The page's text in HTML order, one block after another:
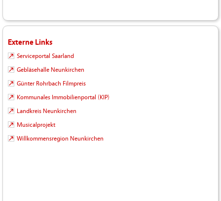
Externe Links
Serviceportal Saarland
Gebläsehalle Neunkirchen
Günter Rohrbach Filmpreis
Kommunales Immobilienportal (KIP)
Landkreis Neunkirchen
Musicalprojekt
Willkommensregion Neunkirchen